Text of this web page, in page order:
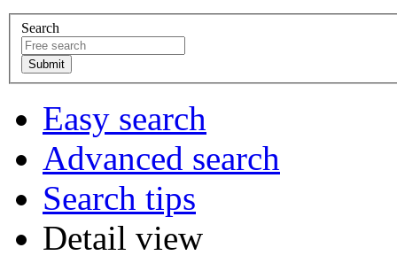
Search
Easy search
Advanced search
Search tips
Detail view